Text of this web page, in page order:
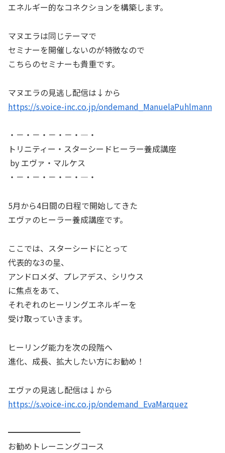
エネルギー的なコネクションを構築します。
マヌエラは同じテーマで
セミナーを開催しないのが特徴なので
こちらのセミナーも貴重です。
マヌエラの見逃し配信は↓から
https://s.voice-inc.co.jp/ondemand_ManuelaPuhlmann
・－・－・－・－・―・
トリニティー・スターシードヒーラー養成講座
by エヴァ・マルケス
・－・－・－・－・―・
5月から4日間の日程で開始してきた
エヴァのヒーラー養成講座です。
ここでは、スターシードにとって
代表的な3の星、
アンドロメダ、プレアデス、シリウス
に焦点をあて、
それぞれのヒーリングエネルギーを
受け取っていきます。
ヒーリング能力を次の段階へ
進化、成長、拡大したい方にお勧め！
エヴァの見逃し配信は↓から
https://s.voice-inc.co.jp/ondemand_EvaMarquez
━━━━━━━━━
お勧めトレーニングコース